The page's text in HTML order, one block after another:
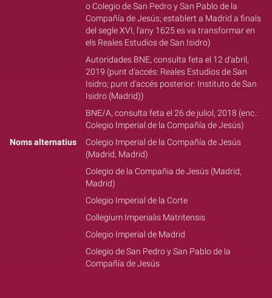
o Colegio de San Pedro y San Pablo de la
Compañía de Jesús; establert a Madrid a finals
del segle XVI, l'any 1625 es va transformar en
els Reales Estudios de San Isidro)
Autoridades BNE, consulta feta el 12 d'abril,
2019 (punt d'accés: Reales Estudios de San
Isidro; punt d'accés posterior: Instituto de San
Isidro (Madrid))
BNE/A, consulta feta el 26 de juliol, 2018 (enc.:
Colegio Imperial de la Compañía de Jesús)
Noms alternatius
Colegio Imperial de la Compañía de Jesús
(Madrid, Madrid)
Colegio de la Compañia de Jesús (Madrid,
Madrid)
Colegio Imperial de la Corte
Collegium Imperialis Matritensis
Colegio Imperial de Madrid
Colegio de San Pedro y San Pablo de la
Compañía de Jesús